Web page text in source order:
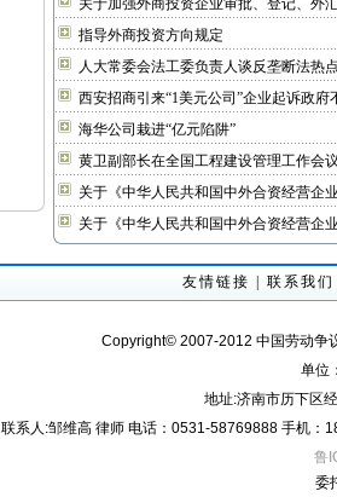
关于加强外商投资企业审批、登记、外
指导外商投资方向规定
人大常委会法工委负责人谈反垄断法热
西安招商引来“1美元公司”企业起诉政府
海华公司栽进“亿元陷阱”
黄卫副部长在全国工程建设管理工作会
关于《中华人民共和国中外合资经营企
关于《中华人民共和国中外合资经营企
友情链接 联系我们
Copyright© 2007-2012 中国劳动争
单位
地址:济南市历下区
联系人:邹维高 律师 电话：0531-58769888 手机
鲁
委